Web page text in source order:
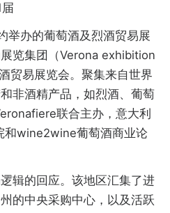
举办的葡萄酒及烈酒贸易展
览集团（Verona exhibition
贸易展览会。聚集来自世界
非酒精产品，如烈酒、葡萄
联合主办，意大利
和wine2wine葡萄酒商业论
辑的回应。该地区汇集了进
的中央采购中心，以及活跃